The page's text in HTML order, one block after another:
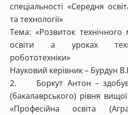
спеціальності «Середня
та технології»
Тема: «Розвиток технічного
освіти а уроках
робототехніки»
Науковий керівник – Бурдун
2. Боркут Антон –
(бакалаврського) рівня вищої
«Професійна освіта